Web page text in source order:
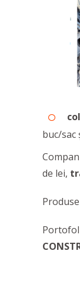
buc/sac
de lei,